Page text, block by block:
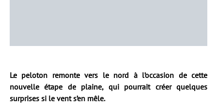
Le peloton remonte vers le nord à l’occasion de cette
nouvelle étape de plaine, qui pourrait créer quelques
surprises si le vent s’en mêle.